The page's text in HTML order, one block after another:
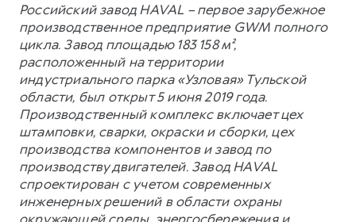
Российский завод HAVAL – первое зарубежное
производственное предприятие GWM полного
цикла. Завод площадью 183 158 м²,
расположенный на территории
индустриального парка «Узловая» Тульской
области, был открыт 5 июня 2019 года.
Производственный комплекс включает цех
штамповки, сварки, окраски и сборки, цех
производства компонентов и завод по
производству двигателей. Завод HAVAL
спроектирован с учетом современных
инженерных решений в области охраны